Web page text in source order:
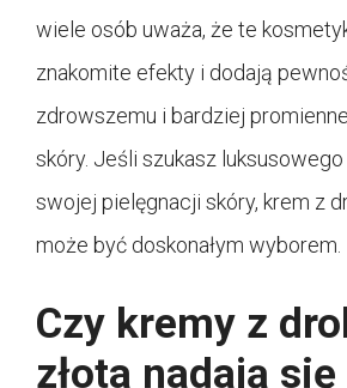
wiele osób uważa, że te
znakomite efekty i dodają
zdrowszemu i bardziej
skóry. Jeśli szukasz
swojej pielęgnacji skóry, krem z
może być doskonałym wyborem.
Czy kremy z
złota nadają się